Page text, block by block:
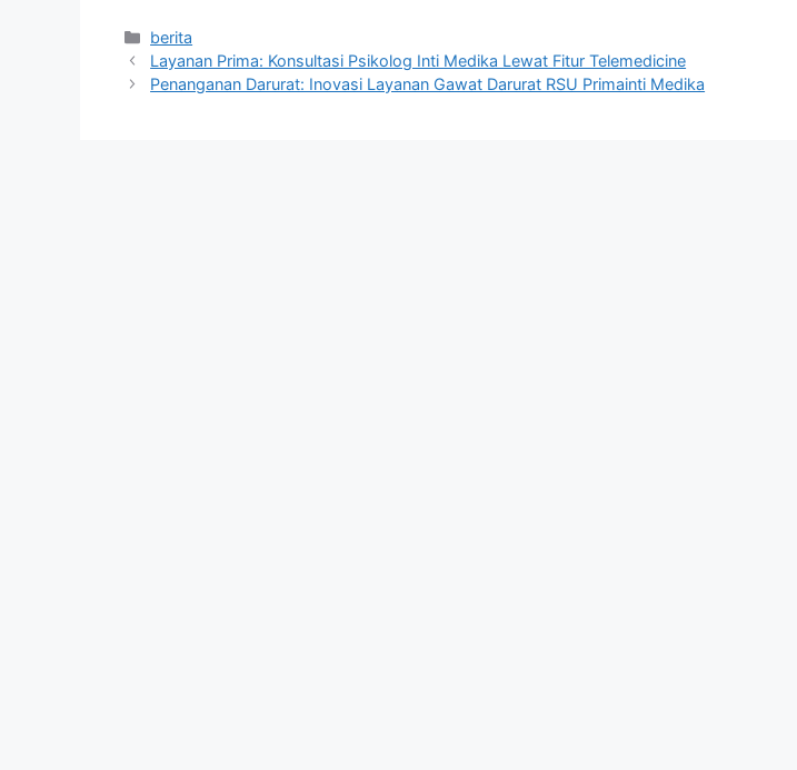
Kategori
berita
Layanan Prima: Konsultasi Psikolog Inti Medika Lewat Fitur Telemedicine
Penanganan Darurat: Inovasi Layanan Gawat Darurat RSU Primainti Medika